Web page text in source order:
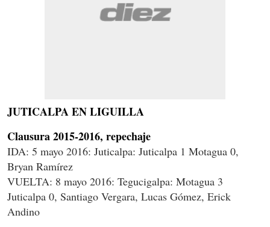
JUTICALPA EN LIGUILLA
Clausura 2015-2016, repechaje
IDA: 5 mayo 2016: Juticalpa: Juticalpa 1 Motagua 0,
Bryan Ramírez
VUELTA: 8 mayo 2016: Tegucigalpa: Motagua 3
Juticalpa 0, Santiago Vergara, Lucas Gómez, Erick
Andino